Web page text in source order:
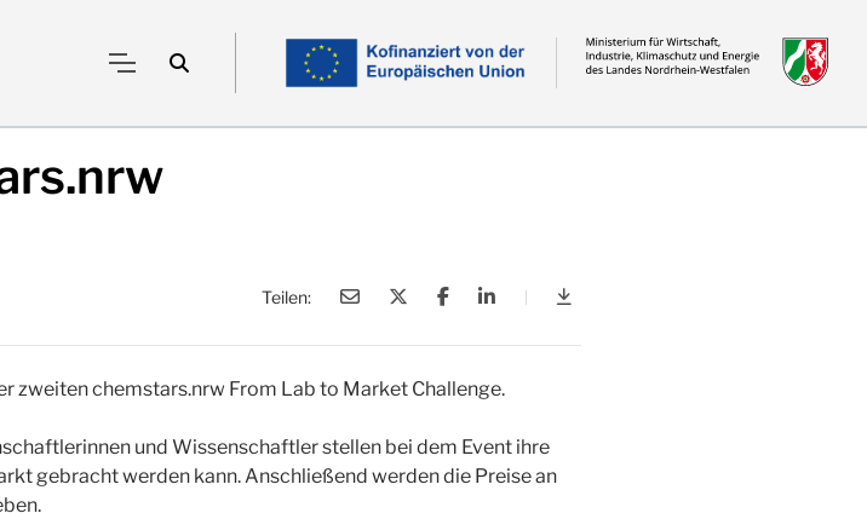
Teilen:
Award Event chemstars.nrw
zweiten chemstars.nrw From Lab to Market Challenge.
und Wissenschaftler stellen bei dem Event ihre
gebracht werden kann. Anschließend werden die Preise an